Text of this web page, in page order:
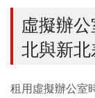
虛擬辦
北與新北
租用虛擬辦公室